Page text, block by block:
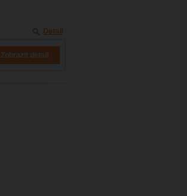
Detail
Zobrazit detail